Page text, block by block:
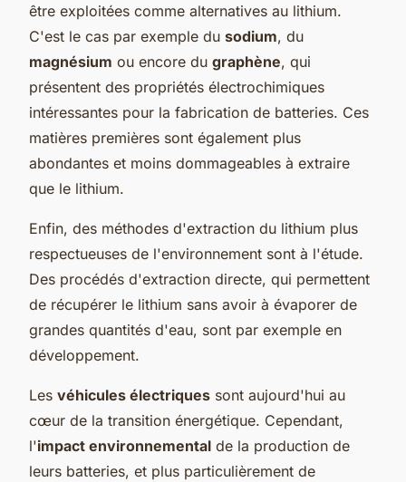
être exploitées comme alternatives au lithium.
C'est le cas par exemple du sodium, du
magnésium ou encore du graphène, qui
présentent des propriétés électrochimiques
intéressantes pour la fabrication de batteries. Ces
matières premières sont également plus
abondantes et moins dommageables à extraire
que le lithium.
Enfin, des méthodes d'extraction du lithium plus
respectueuses de l'environnement sont à l'étude.
Des procédés d'extraction directe, qui permettent
de récupérer le lithium sans avoir à évaporer de
grandes quantités d'eau, sont par exemple en
développement.
Les véhicules électriques sont aujourd'hui au
cœur de la transition énergétique. Cependant,
l'impact environnemental de la production de
leurs batteries, et plus particulièrement de